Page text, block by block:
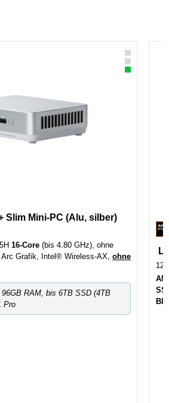
Slim Mini-PC (Alu, silber)
16-Core (bis 4.80 GHz), ohne
Grafik, Intel® Wireless-AX, ohne
96GB RAM, bis 6TB SSD (4TB
Pro